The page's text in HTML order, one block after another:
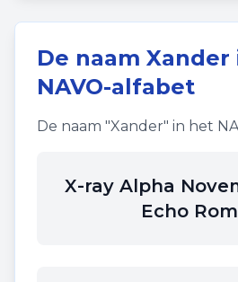
De naam Xander
NAVO-alfabet
De naam "Xander" in het
X-ray Alpha
Echo